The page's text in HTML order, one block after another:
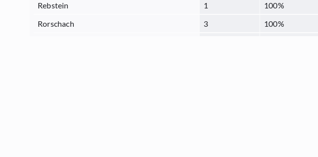
Rebstein
1 100%
Rorschach
3 100%